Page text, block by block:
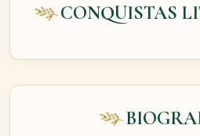
CONQUISTAS